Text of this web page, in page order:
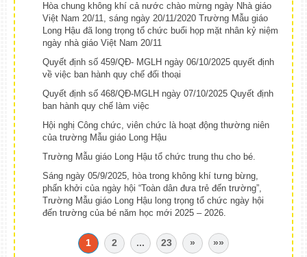
Hòa chung không khí cả nước chào mừng ngày Nhà giáo
Việt Nam 20/11, sáng ngày 20/11/2020 Trường Mẫu giáo
Long Hậu đã long trọng tổ chức buổi họp mặt nhân kỷ niệm
ngày nhà giáo Việt Nam 20/11
Quyết định số 459/QĐ- MGLH ngày 06/10/2025 quyết định
về việc ban hành quy chế đối thoại
Quyết định số 468/QĐ-MGLH ngày 07/10/2025 Quyết định
ban hành quy chế làm việc
Hội nghị Công chức, viên chức là hoạt động thường niên
của trường Mẫu giáo Long Hậu
Trường Mẫu giáo Long Hậu tổ chức trung thu cho bé.
Sáng ngày 05/9/2025, hòa trong không khí tưng bừng,
phấn khởi của ngày hội “Toàn dân đưa trẻ đến trường”,
Trường Mẫu giáo Long Hậu long trọng tổ chức ngày hội
đến trường của bé năm học mới 2025 – 2026.
1 2 ... 23 » »»